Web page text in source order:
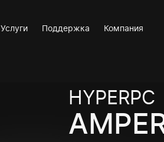
Услуги Поддержка Компания
HYPERPC